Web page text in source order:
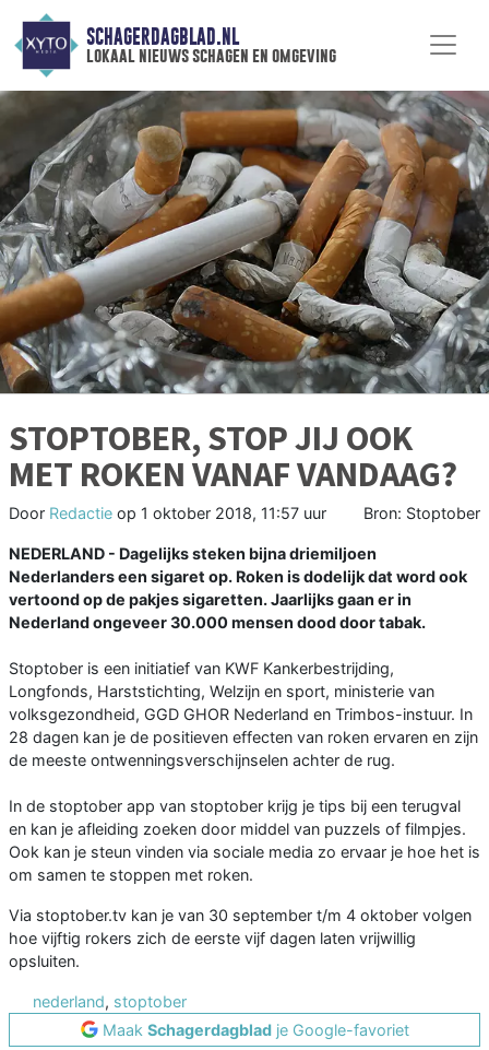
SCHAGERDAGBLAD.NL
lokaal nieuws schagen en omgeving
STOPTOBER, STOP JIJ OOK
MET ROKEN VANAF VANDAAG?
Door Redactie op 1 oktober 2018, 11:57 uur Bron: Stoptober
NEDERLAND - Dagelijks steken bijna driemiljoen
Nederlanders een sigaret op. Roken is dodelijk dat word ook
vertoond op de pakjes sigaretten. Jaarlijks gaan er in
Nederland ongeveer 30.000 mensen dood door tabak.
Stoptober is een initiatief van KWF Kankerbestrijding,
Longfonds, Harststichting, Welzijn en sport, ministerie van
volksgezondheid, GGD GHOR Nederland en Trimbos-instuur. In
28 dagen kan je de positieven effecten van roken ervaren en zijn
de meeste ontwenningsverschijnselen achter de rug.
In de stoptober app van stoptober krijg je tips bij een terugval
en kan je afleiding zoeken door middel van puzzels of filmpjes.
Ook kan je steun vinden via sociale media zo ervaar je hoe het is
om samen te stoppen met roken.
Via stoptober.tv kan je van 30 september t/m 4 oktober volgen
hoe vijftig rokers zich de eerste vijf dagen laten vrijwillig
opsluiten.
nederland, stoptober
Maak Schagerdagbladje Google-favoriet